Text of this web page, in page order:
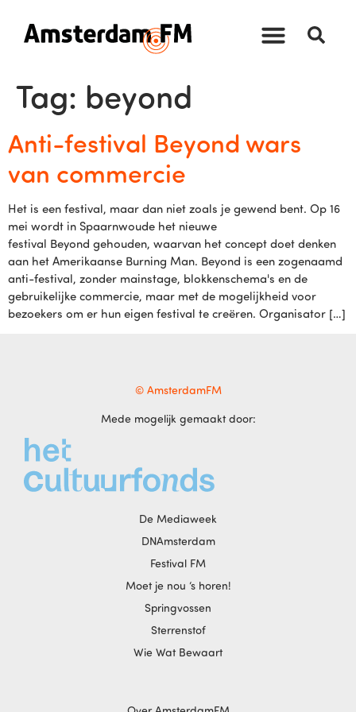
Tag: beyond
Anti-festival Beyond wars
van commercie
Het is een festival, maar dan niet zoals je gewend bent. Op 16
mei wordt in Spaarnwoude het nieuwe
festival Beyond gehouden, waarvan het concept doet denken
aan het Amerikaanse Burning Man. Beyond is een zogenaamd
anti-festival, zonder mainstage, blokkenschema's en de
gebruikelijke commercie, maar met de mogelijkheid voor
bezoekers om er hun eigen festival te creëren. Organisator […]
© AmsterdamFM
Mede mogelijk gemaakt door:
De Mediaweek
DNAmsterdam
Festival FM
Moet je nou ‘s horen!
Springvossen
Sterrenstof
Wie Wat Bewaart